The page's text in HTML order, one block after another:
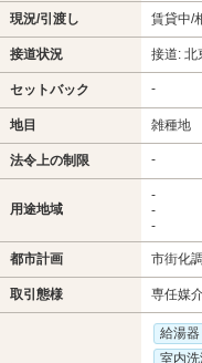
現況/引渡し 賃貸中/
接道状況 接道: 北
セットバック -
地目 雑種地
法令上の制限 -
用途地域
-
-
-
都市計画 市街化
取引態様 専任媒
給湯器
室内